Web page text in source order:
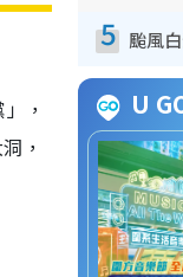
，
，
5
U